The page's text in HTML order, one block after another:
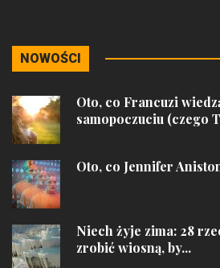
NOWOŚCI
Oto, co Francuzi
samopoczuciu (czego
Oto, co Jennifer
Niech żyje zima: 28
zrobić wiosną, by...